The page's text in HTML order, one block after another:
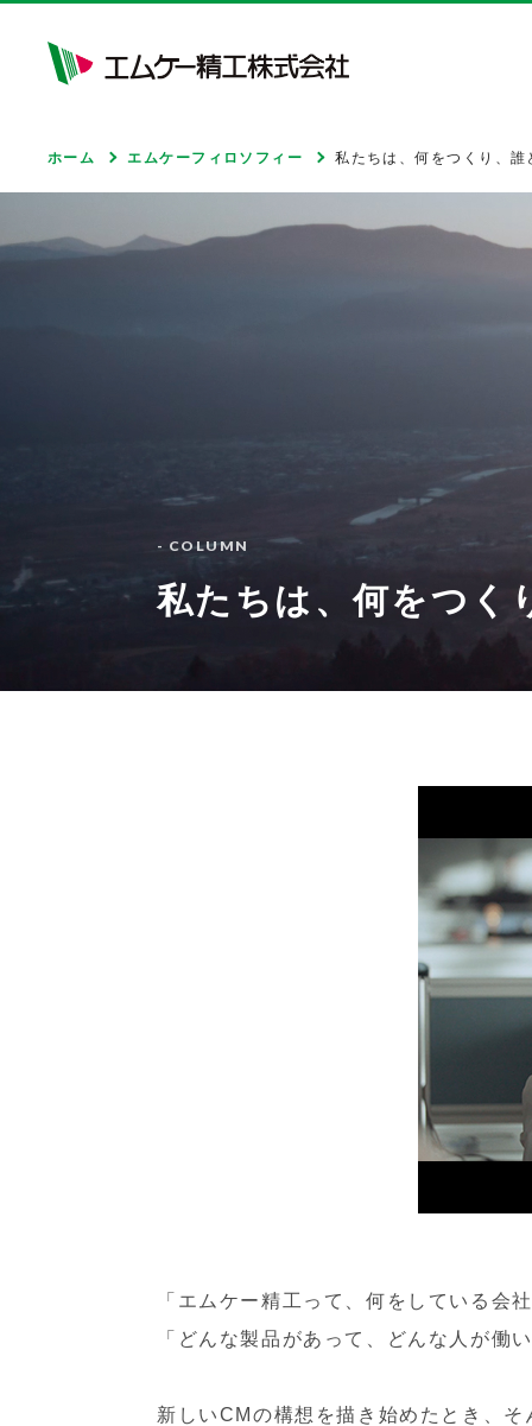
ホーム エムケーフィロソフィー 私たちは、何をつくり、
- COLUMN
私たちは、何をつく
「エムケー精工って、何をしている会
「どんな製品があって、どんな人が働
新しいCMの構想を描き始めたとき、